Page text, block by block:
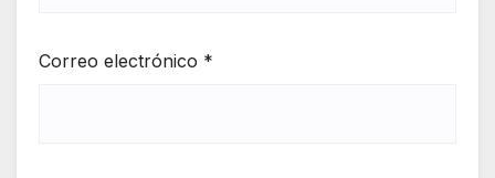
Correo electrónico *